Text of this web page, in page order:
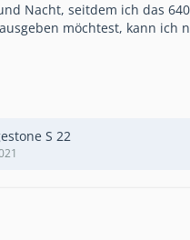
Nacht, seitdem ich das
möchtest, kann ich
S 22